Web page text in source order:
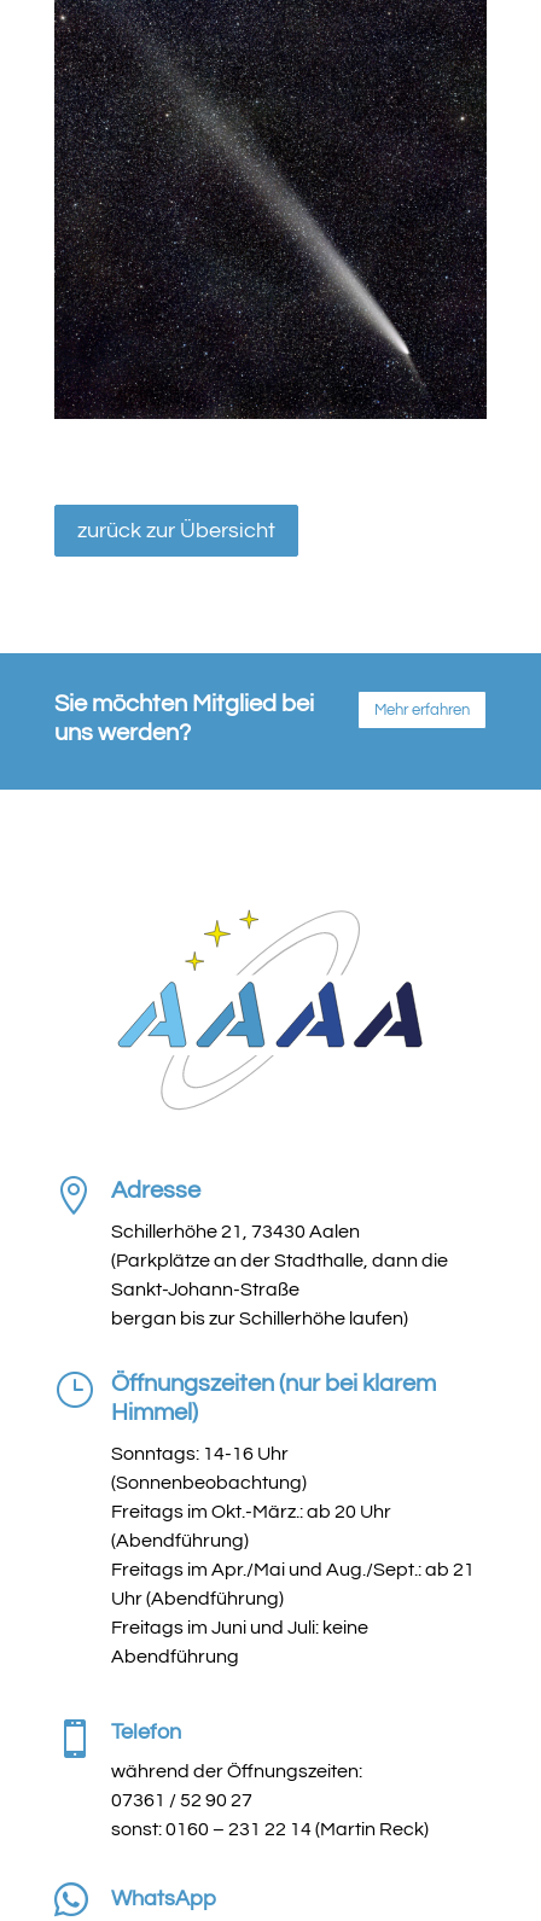
zurück zur Übersicht
Sie möchten Mitglied bei
uns werden?
Mehr erfahren
 Adresse
Schillerhöhe 21, 73430 Aalen
(Parkplätze an der Stadthalle, dann die
Sankt-Johann-Straße
bergan bis zur Schillerhöhe laufen)
}
Öffnungszeiten (nur bei klarem
Himmel)
Sonntags: 14-16 Uhr
(Sonnenbeobachtung)
Freitags im Okt.-März.: ab 20 Uhr
(Abendführung)
Freitags im Apr./Mai und Aug./Sept.: ab 21
Uhr (Abendführung)
Freitags im Juni und Juli: keine
Abendführung
 Telefon
während der Öffnungszeiten:
07361 / 52 90 27
sonst: 0160 – 231 22 14 (Martin Reck)
 WhatsApp